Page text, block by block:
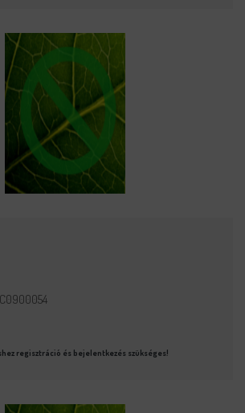
regisztráció és bejelentkezés szükséges!